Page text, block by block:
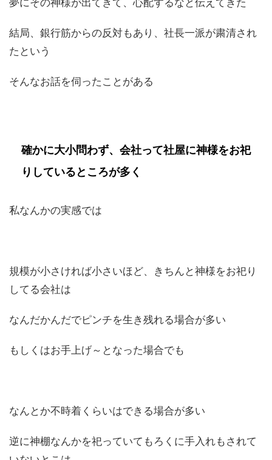
夢にその神様が出てきて、心配するなと伝えてきた
結局、銀行筋からの反対もあり、社長一派が粛清され
たという
そんなお話を伺ったことがある
確かに大小問わず、会社って社屋に神様をお祀
りしているところが多く
私なんかの実感では
規模が小さければ小さいほど、きちんと神様をお祀り
してる会社は
なんだかんだでピンチを生き残れる場合が多い
もしくはお手上げ～となった場合でも
なんとか不時着くらいはできる場合が多い
逆に神棚なんかを祀っていてもろくに手入れもされて